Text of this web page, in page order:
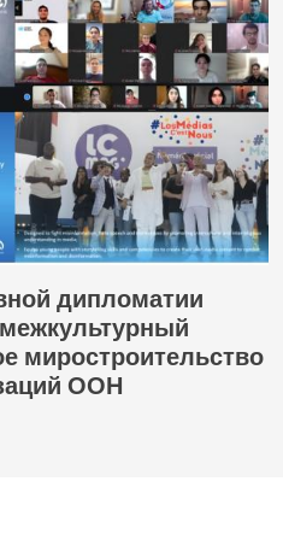
дипломатии
миростроительство
ООН